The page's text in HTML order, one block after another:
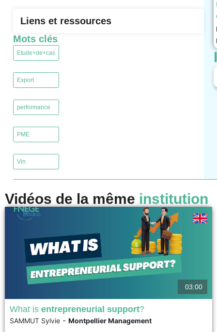
Liens et ressources
Mots clés
Etude+de+cas
Export
performance
PME
Vin
Vidéos de la même institution
Entrepreneurial support is a short- or long-term activity through which
03:00
What is entrepreneurial support?
SAMMUT Sylvie - Montpellier Management